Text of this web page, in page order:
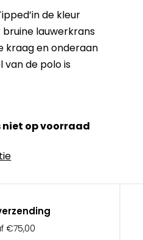
de kleur
bruine lauwerkrans
kraag en onderaan
van de polo is
op voorraad
€75,00